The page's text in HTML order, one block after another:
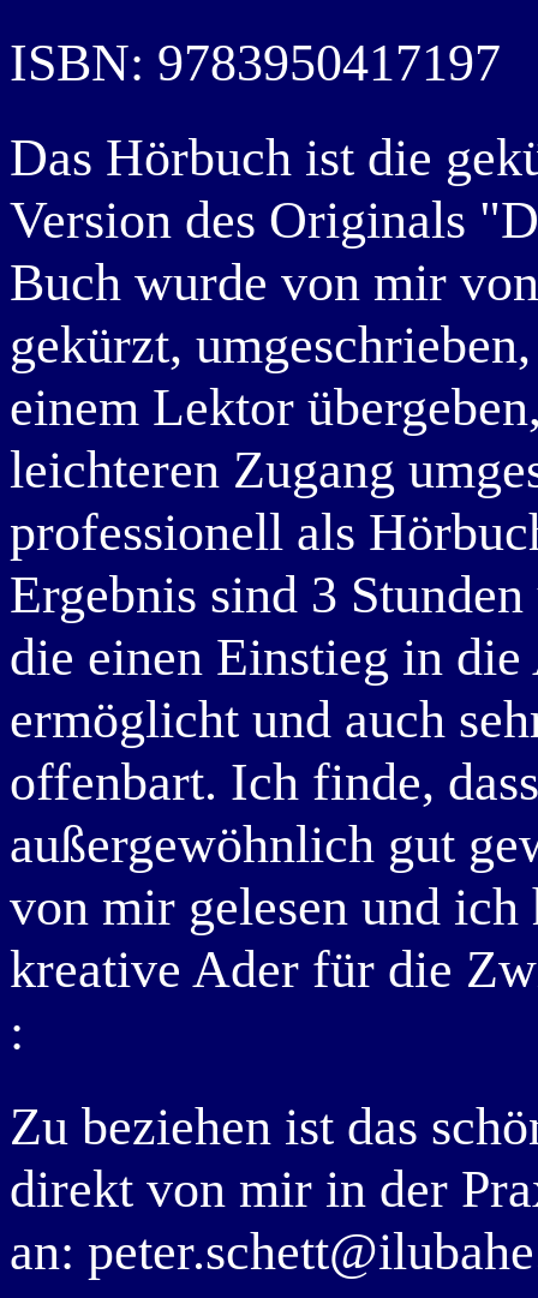
ISBN: 9783950417197
Das Hörbuch ist die
Version des Originals
Buch wurde von mir
gekürzt,
einem Lektor
leichteren Zugang
professionell als
Ergebnis sind 3
die einen Einstieg in
ermöglicht und auch
offenbart. Ich finde,
außergewöhnlich gut
von mir gelesen und ich
kreative Ader für die
:
Zu beziehen ist das
direkt von mir in der
an: